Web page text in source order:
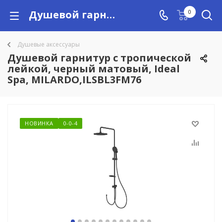
Душевой гарнитур с тропической лейкой, черный матовый, Ideal Spa, MILARDO,ILSBL3FM76 купить в Алматы с доставкой по Казахстану, цены 0
Душевые аксессуары
Душевой гарнитур с тропической
лейкой, черный матовый, Ideal
Spa, MILARDO,ILSBL3FM76
НОВИНКА 0-0-4